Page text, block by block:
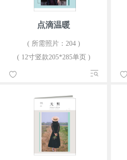
点滴温暖
( 所需照片：204 )
( 12寸竖款205*285单页 )